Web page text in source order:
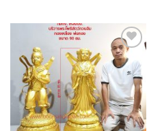
Add to
Wishlist